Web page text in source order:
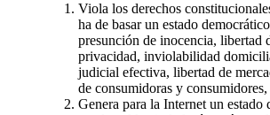
Viola los derechos
ha de basar un estado
presunción de inocencia, libertad
privacidad, inviolabilidad
judicial efectiva, libertad de
de consumidoras y consumidores,
Genera para la Internet un estado